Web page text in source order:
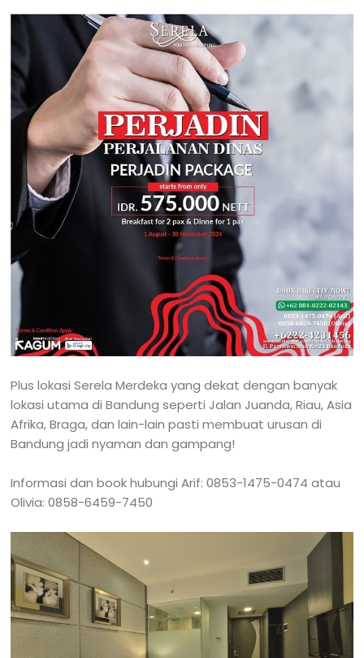
Plus lokasi Serela Merdeka yang dekat dengan banyak
lokasi utama di Bandung seperti Jalan Juanda, Riau, Asia
Afrika, Braga, dan lain-lain pasti membuat urusan di
Bandung jadi nyaman dan gampang!
Informasi dan book hubungi Arif: 0853-1475-0474 atau
Olivia: 0858-6459-7450